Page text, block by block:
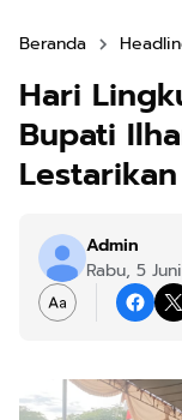
Beranda
Hari
Bupati
Admin
Rabu, 5